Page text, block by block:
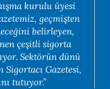
kurulu üyesi
geçmişten
belirleyen,
çeşitli sigorta
Sektörün dünü
Gazetesi,
tutuyor.”